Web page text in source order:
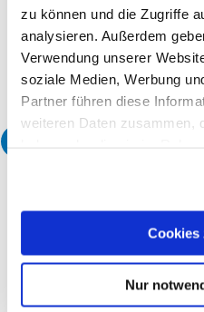
zu können und die Zugriffe
analysieren. Außerdem
Verwendung unserer
soziale Medien, Werbung
Partner führen diese
weiteren Daten zusammen,
Cookies
Nur
Neutrale
Produktionszeit
eGym 3
49,08 €
(Standardversand an eine